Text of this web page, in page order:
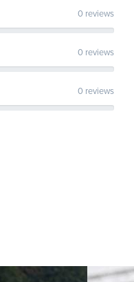
0 reviews
0 reviews
0 reviews